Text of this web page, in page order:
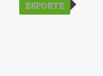
ESPORTE